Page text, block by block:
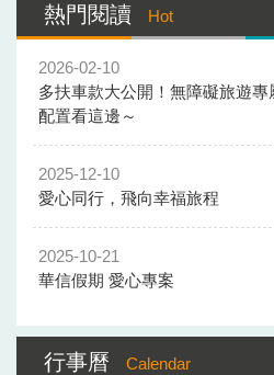
熱門閱讀 Hot
2026-02-10
多扶車款大公開！無障礙旅遊
配置看這邊～
2025-12-10
愛心同行，飛向幸福旅程
2025-10-21
華信假期 愛心專案
行事曆 Calendar